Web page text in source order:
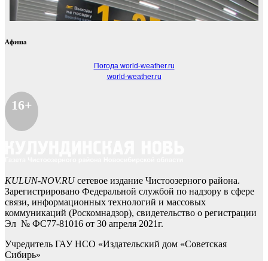
Афиша
Погода world-weather.ru
world-weather.ru
16+
KULUN-NOV.RUсетевое издание Чистоозерного района.
Зарегистрировано Федеральной службой по надзору в сфере
связи, информационных технологий и массовых
коммуникаций (Роскомнадзор), свидетельство о регистрации
Эл № ФС77-81016 от 30 апреля 2021г.
Учредитель ГАУ НСО «Издательский дом «Советская
Сибирь»